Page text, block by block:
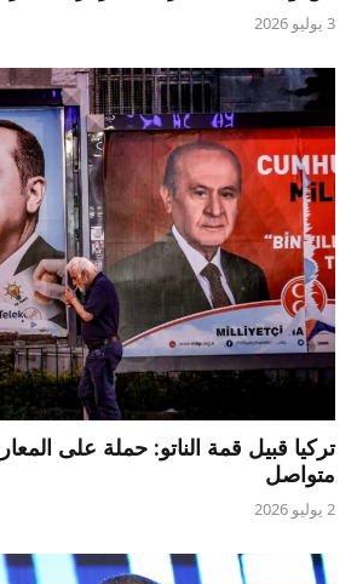
3 يوليو 2026
تركيا قبيل قمة الناتو: حملة على
متواصل
2 يوليو 2026